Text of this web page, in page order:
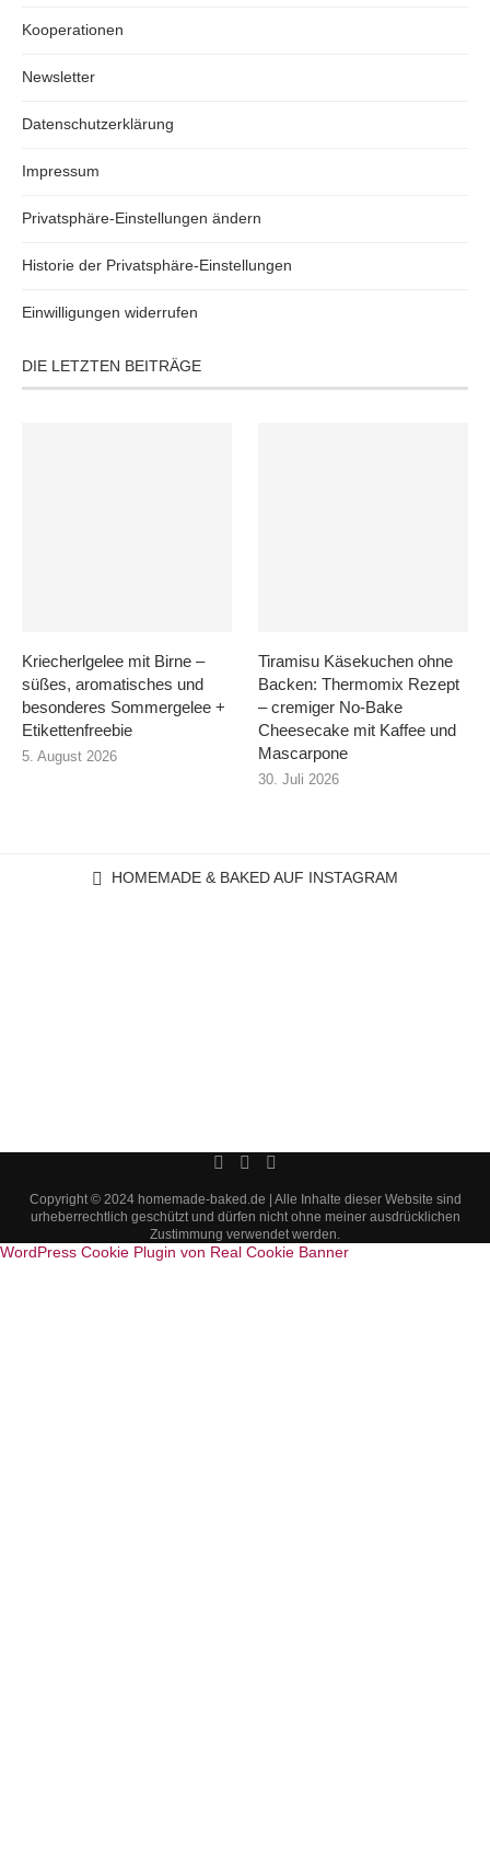
Kooperationen
Newsletter
Datenschutzerklärung
Impressum
Privatsphäre-Einstellungen ändern
Historie der Privatsphäre-Einstellungen
Einwilligungen widerrufen
DIE LETZTEN BEITRÄGE
Kriecherlgelee mit Birne –
süßes, aromatisches und
besonderes Sommergelee +
Etikettenfreebie
5. August 2026
Tiramisu Käsekuchen ohne
Backen: Thermomix Rezept
– cremiger No-Bake
Cheesecake mit Kaffee und
Mascarpone
30. Juli 2026
HOMEMADE & BAKED AUF INSTAGRAM
Copyright © 2024 homemade-baked.de | Alle Inhalte dieser Website sind
urheberrechtlich geschützt und dürfen nicht ohne meiner ausdrücklichen
Zustimmung verwendet werden.
WordPress Cookie Plugin von Real Cookie Banner